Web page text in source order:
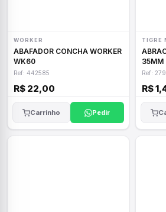
WORKER
ABAFADOR CONCHA WORKER
WK60
Ref: 442585
R$ 22,00
Carrinho Pedir
TIGRE
35MM
Ref:
R$